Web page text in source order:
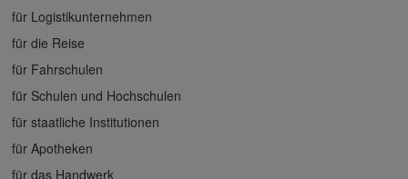
für Logistikunternehmen
für die Reise
für Fahrschulen
für Schulen und Hochschulen
für staatliche Institutionen
für Apotheken
für das Handwerk